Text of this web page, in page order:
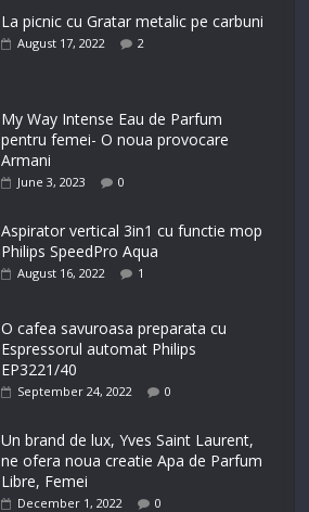
La picnic cu Gratar metalic pe carbuni
August 17, 2022 2
My Way Intense Eau de Parfum
pentru femei- O noua provocare
Armani
June 3, 2023 0
Aspirator vertical 3in1 cu functie mop
Philips SpeedPro Aqua
August 16, 2022 1
O cafea savuroasa preparata cu
Espressorul automat Philips
EP3221/40
September 24, 2022 0
Un brand de lux, Yves Saint Laurent,
ne ofera noua creatie Apa de Parfum
Libre, Femei
December 1, 2022 0